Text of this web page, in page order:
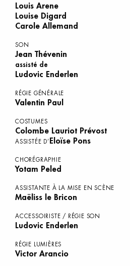
Louis Arene
Louise Digard
Carole Allemand
SON
Jean Thévenin
assisté de
Ludovic Enderlen
RÉGIE GÉNÉRALE
Valentin Paul
COSTUMES
Colombe Lauriot Prévost
ASSISTÉE D’ Eloïse Pons
CHORÉGRAPHIE
Yotam Peled
ASSISTANTE À LA MISE EN SCÈNE
Maëliss le Bricon
ACCESSOIRISTE / RÉGIE SON
Ludovic Enderlen
RÉGIE LUMIÈRES
Victor Arancio